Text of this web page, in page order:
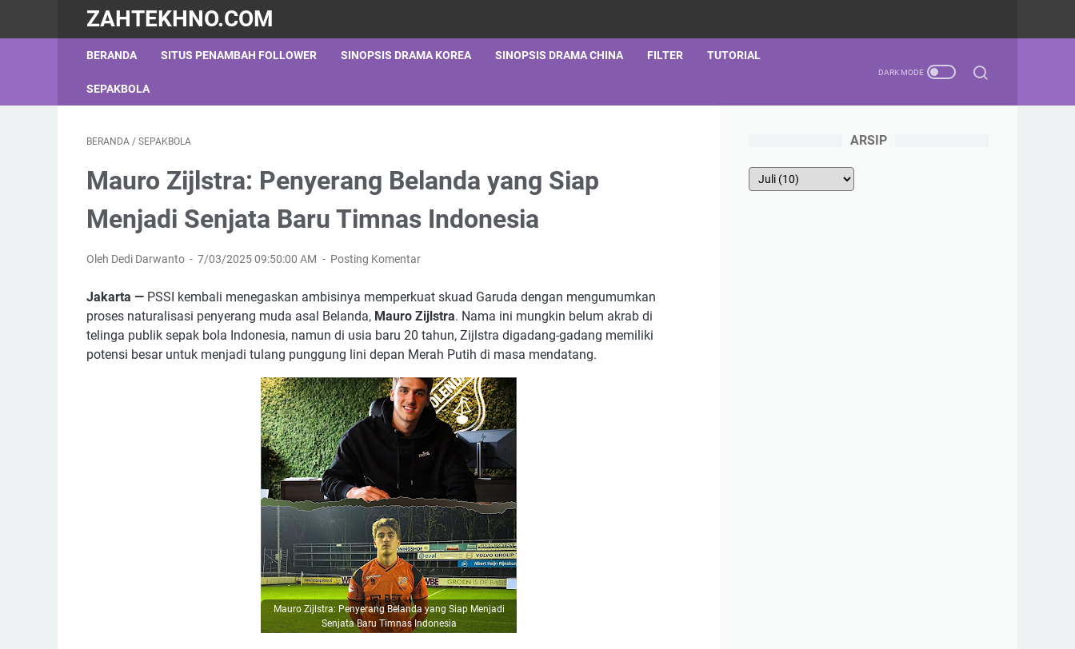
ZAHTEKHNO.COM
BERANDA SITUS PENAMBAH FOLLOWER SINOPSIS DRAMA KOREA SINOPSIS DRAMA CHINA FILTER TUTORIAL
SEPAKBOLA
BERANDA / SEPAKBOLA
Mauro Zijlstra: Penyerang Belanda yang Siap
Menjadi Senjata Baru Timnas Indonesia
Oleh Dedi Darwanto 7/03/2025 09:50:00 AM Posting Komentar
Jakarta — PSSI kembali menegaskan ambisinya memperkuat skuad Garuda dengan mengumumkan
proses naturalisasi penyerang muda asal Belanda, Mauro Zijlstra. Nama ini mungkin belum akrab di
telinga publik sepak bola Indonesia, namun di usia baru 20 tahun, Zijlstra digadang-gadang memiliki
potensi besar untuk menjadi tulang punggung lini depan Merah Putih di masa mendatang.
Mauro Zijlstra: Penyerang Belanda yang Siap Menjadi
Senjata Baru Timnas Indonesia
ARSIP